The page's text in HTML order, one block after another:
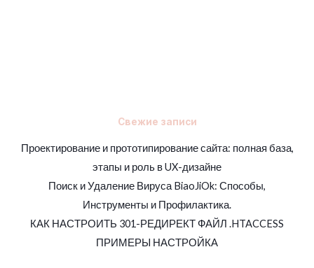
Свежие записи
Проектирование и прототипирование сайта: полная база,
этапы и роль в UX-дизайне
Поиск и Удаление Вируса BiaoJiOk: Способы,
Инструменты и Профилактика.
КАК НАСТРОИТЬ 301-РЕДИРЕКТ ФАЙЛ .HTACCESS
ПРИМЕРЫ НАСТРОЙКА